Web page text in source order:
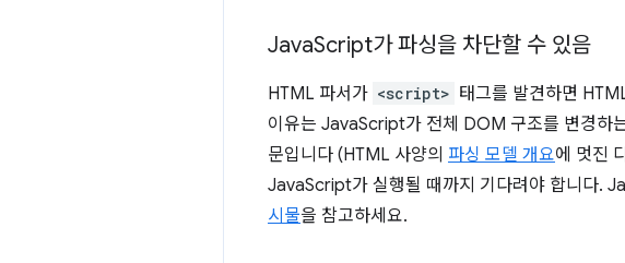
JavaScript가 파싱을 차단할 수 있음
HTML 파서가 <script> 태그를 발견하면
이유는 JavaScript가 전체 DOM 구조를 변경하
문입니다 (HTML 사양의 파싱 모델 개요에 멋진
JavaScript가 실행될 때까지 기다려야 합니다.
시물을 참고하세요.